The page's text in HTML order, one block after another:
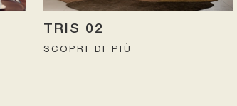
TRIS 02
SCOPRI DI PIÙ